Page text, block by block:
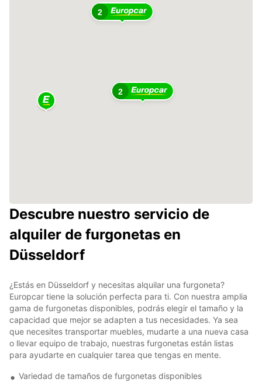
2
2
Descubre nuestro servicio de
alquiler de furgonetas en
Düsseldorf
¿Estás en Düsseldorf y necesitas alquilar una furgoneta?
Europcar tiene la solución perfecta para ti. Con nuestra amplia
gama de furgonetas disponibles, podrás elegir el tamaño y la
capacidad que mejor se adapten a tus necesidades. Ya sea
que necesites transportar muebles, mudarte a una nueva casa
o llevar equipo de trabajo, nuestras furgonetas están listas
para ayudarte en cualquier tarea que tengas en mente.
Variedad de tamaños de furgonetas disponibles